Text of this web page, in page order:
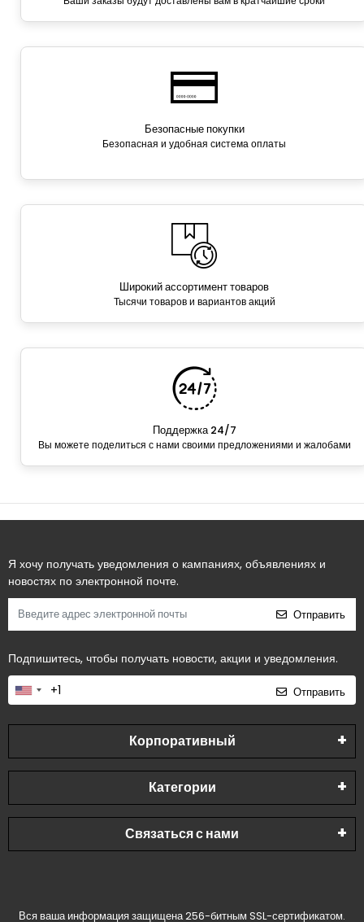
Безопасные покупки
Безопасная и удобная система оплаты
Широкий ассортимент товаров
Тысячи товаров и вариантов акций
Поддержка 24/7
Вы можете поделиться с нами своими предложениями и жалобами
Я хочу получать уведомления о кампаниях, объявлениях и
новостях по электронной почте.
Отправить
Подпишитесь, чтобы получать новости, акции и уведомления.
Отправить
Корпоративный
Категории
Связаться с нами
Вся ваша информация защищена 256-битным SSL-сертификатом.